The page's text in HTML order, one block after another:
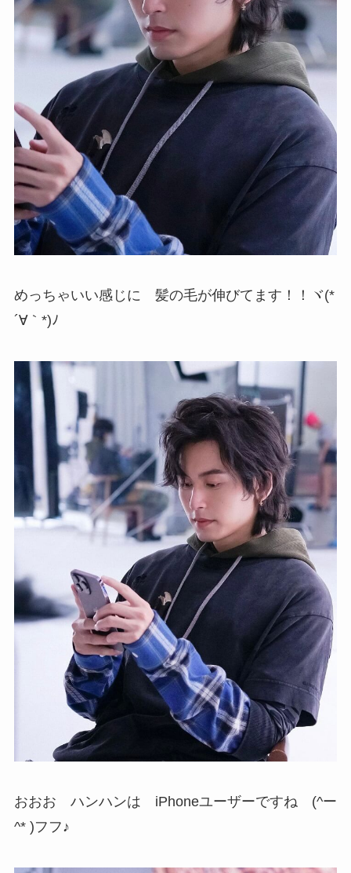
めっちゃいい感じに 髪の毛が伸びてます！！ヾ(*
´∀｀*)ﾉ
おおお ハンハンは iPhoneユーザーですね (^ー
^* )フフ♪